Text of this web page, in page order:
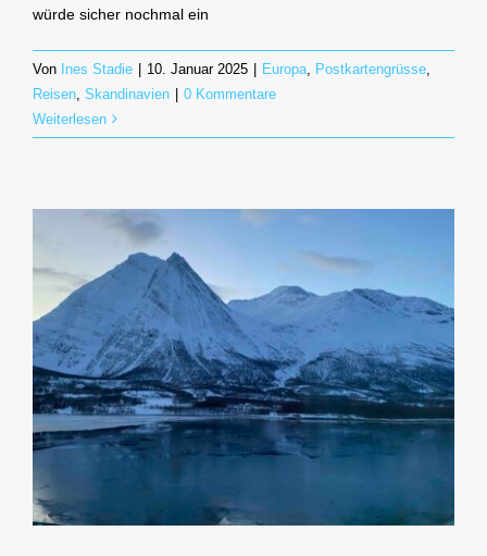
würde sicher nochmal ein
Von Ines Stadie | 10. Januar 2025 | Europa Postkartengrüsse
Reisen Skandinavien | 0 Kommentare
Weiterlesen